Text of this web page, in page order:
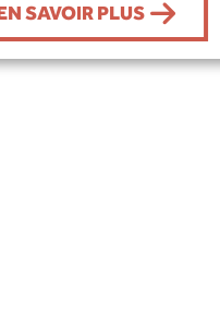
SAVOIR PLUS